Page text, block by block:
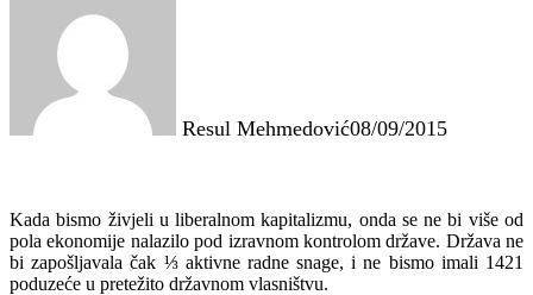
Resul Mehmedović08/09/2015
Kada bismo živjeli u liberalnom kapitalizmu, onda se ne bi više od
pola ekonomije nalazilo pod izravnom kontrolom države. Država ne
bi zapošljavala čak ⅓ aktivne radne snage, i ne bismo imali 1421
poduzeće u pretežito državnom vlasništvu.